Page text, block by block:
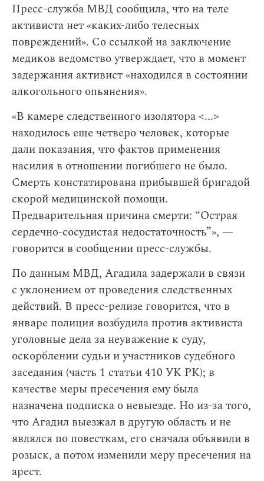
Пресс-служба МВД сообщила, что на теле
активиста нет «каких-либо телесных
повреждений». Cо ссылкой на заключение
медиков ведомство утверждает, что в момент
задержания активист «находился в состоянии
алкогольного опьянения».
«В камере следственного изолятора <...>
находилось еще четверо человек, которые
дали показания, что фактов применения
насилия в отношении погибшего не было.
Смерть констатирована прибывшей бригадой
скорой медицинской помощи.
Предварительная причина смерти: “Острая
сердечно-сосудистая недостаточность”», —
говорится в сообщении пресс-службы.
По данным МВД, Агадила задержали в связи
с уклонением от проведения следственных
действий. В пресс-релизе говорится, что в
январе полиция возбудила против активиста
уголовные дела за неуважение к суду,
оскорблении судьи и участников судебного
заседания (часть 1 статьи 410 УК РК); в
качестве меры пресечения ему была
назначена подписка о невыезде. Но из-за того,
что Агадил выезжал в другую область и не
являлся по повесткам, его сначала объявили в
розыск, а потом изменили меру пресечения на
арест.